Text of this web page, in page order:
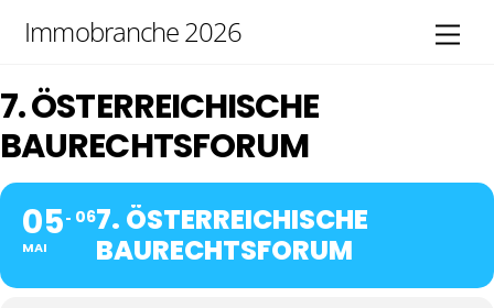
Immobranche 2026
7. ÖSTERREICHISCHE
BAURECHTSFORUM
05
MAI
067. ÖSTERREICHISCHE
BAURECHTSFORUM